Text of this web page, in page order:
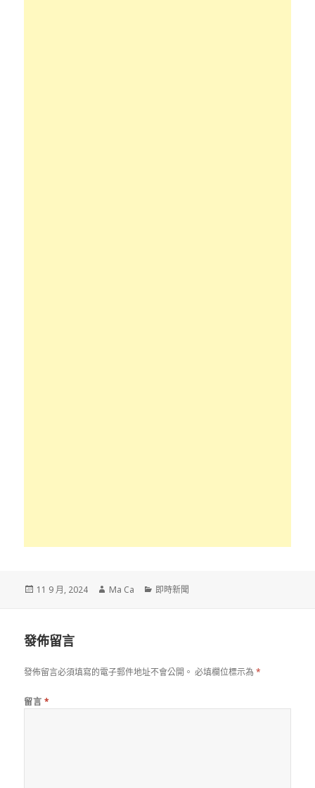
發
11 9 月, 2024
作
Ma Ca
分
即時新聞
發佈留言
發佈留言必須填寫的電子郵件地址不會公開。 必填欄位標示為*
留言 *